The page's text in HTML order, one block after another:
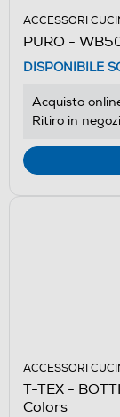
ACCESSORI
PURO -
DISPONIBILE
Acquisto
Ritiro in
ACCESSORI
T-TEX -
Colors